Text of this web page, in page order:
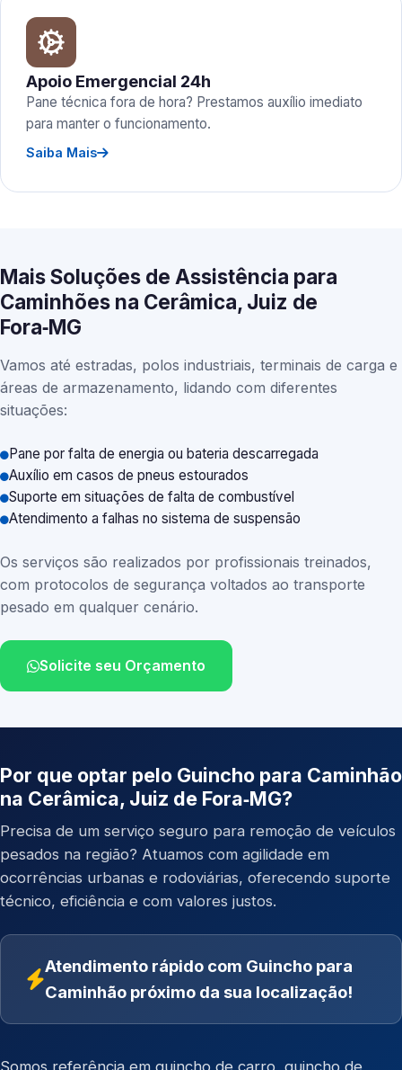
Apoio Emergencial 24h
Pane técnica fora de hora? Prestamos auxílio imediato
para manter o funcionamento.
Saiba Mais
Mais Soluções de Assistência para
Caminhões na Cerâmica, Juiz de
Fora‑MG
Vamos até estradas, polos industriais, terminais de carga e
áreas de armazenamento, lidando com diferentes
situações:
Pane por falta de energia ou bateria descarregada
Auxílio em casos de pneus estourados
Suporte em situações de falta de combustível
Atendimento a falhas no sistema de suspensão
Os serviços são realizados por profissionais treinados,
com protocolos de segurança voltados ao transporte
pesado em qualquer cenário.
Solicite seu Orçamento
Por que optar pelo Guincho para Caminhão
na Cerâmica, Juiz de Fora‑MG?
Precisa de um serviço seguro para remoção de veículos
pesados na região? Atuamos com agilidade em
ocorrências urbanas e rodoviárias, oferecendo suporte
técnico, eficiência e com valores justos.
Atendimento rápido com Guincho para
Caminhão próximo da sua localização!
Somos referência em guincho de carro guincho de